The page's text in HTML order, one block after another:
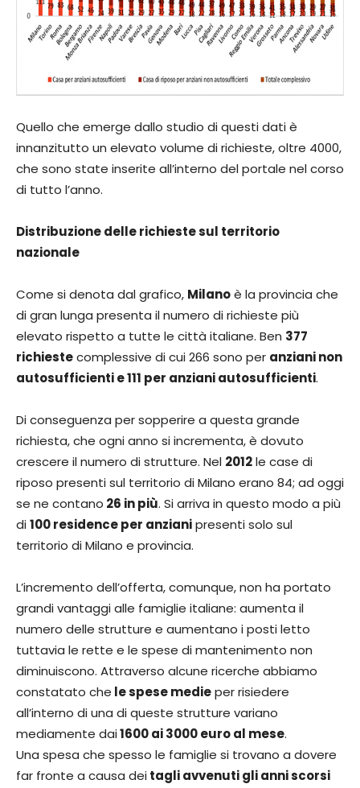
Quello che emerge dallo studio di questi dati è
innanzitutto un elevato volume di richieste, oltre 4000,
che sono state inserite all’interno del portale nel corso
di tutto l’anno.
Distribuzione delle richieste sul territorio
nazionale
Come si denota dal grafico, Milanoè la provincia che
di gran lunga presenta il numero di richieste più
elevato rispetto a tutte le città italiane. Ben 377
richiestecomplessive di cui 266 sono per anziani non
autosufficienti e 111 per anziani autosufficienti.
Di conseguenza per sopperire a questa grande
richiesta, che ogni anno si incrementa, è dovuto
crescere il numero di strutture. Nel 2012le case di
riposo presenti sul territorio di Milano erano 84; ad oggi
se ne contano 26 in più. Si arriva in questo modo a più
di100 residence per anzianipresenti solo sul
territorio di Milano e provincia.
L’incremento dell’offerta, comunque, non ha portato
grandi vantaggi alle famiglie italiane: aumenta il
numero delle strutture e aumentano i posti letto
tuttavia le rette e le spese di mantenimento non
diminuiscono. Attraverso alcune ricerche abbiamo
constatato che le spese medieper risiedere
all’interno di una di queste strutture variano
mediamente dai1600 ai 3000 euro al mese.
Una spesa che spesso le famiglie si trovano a dovere
far fronte a causa deitagli avvenuti gli anni scorsi